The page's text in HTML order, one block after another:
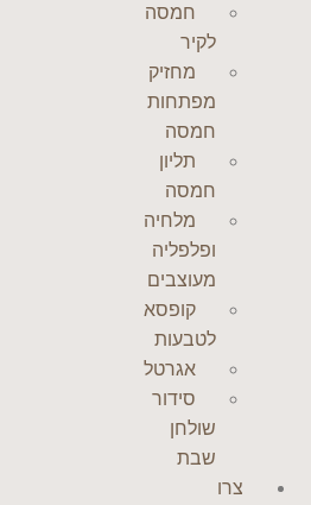
חמסה
לקיר
מחזיק
מפתחות
חמסה
תליון
חמסה
מלחיה
ופלפליה
מעוצבים
קופסא
לטבעות
אגרטל
סידור
שולחן
שבת
צרו